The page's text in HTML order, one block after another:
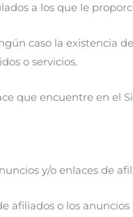
a los que le
caso la existencia
o servicios.
que encuentre en
y/o enlaces de
afiliados o los